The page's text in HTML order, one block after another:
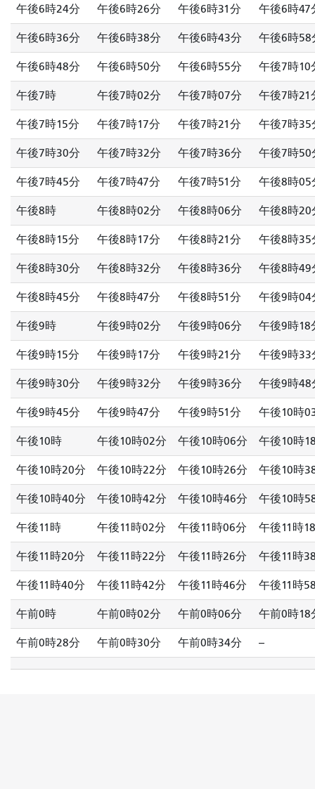
午後6時24分 午後6時26分 午後6時31分 午後6時47
午後6時36分 午後6時38分 午後6時43分 午後6時58
午後6時48分 午後6時50分 午後6時55分 午後7時10
午後7時 午後7時02分 午後7時07分 午後7時21
午後7時15分 午後7時17分 午後7時21分 午後7時35
午後7時30分 午後7時32分 午後7時36分 午後7時50
午後7時45分 午後7時47分 午後7時51分 午後8時05
午後8時 午後8時02分 午後8時06分 午後8時20
午後8時15分 午後8時17分 午後8時21分 午後8時35
午後8時30分 午後8時32分 午後8時36分 午後8時49
午後8時45分 午後8時47分 午後8時51分 午後9時04
午後9時 午後9時02分 午後9時06分 午後9時18
午後9時15分 午後9時17分 午後9時21分 午後9時33
午後9時30分 午後9時32分 午後9時36分 午後9時48
午後9時45分 午後9時47分 午後9時51分 午後10時
午後10時 午後10時02分 午後10時06分 午後10時
午後10時20分 午後10時22分 午後10時26分 午後10時
午後10時40分 午後10時42分 午後10時46分 午後10時
午後11時 午後11時02分 午後11時06分 午後11時
午後11時20分 午後11時22分 午後11時26分 午後11時
午後11時40分 午後11時42分 午後11時46分 午後11時
午前0時 午前0時02分 午前0時06分 午前0時18
午前0時28分 午前0時30分 午前0時34分 --